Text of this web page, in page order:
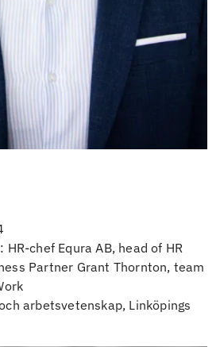
chef Equra AB, head of HR
Partner Grant Thornton, team
arbetsvetenskap, Linköpings